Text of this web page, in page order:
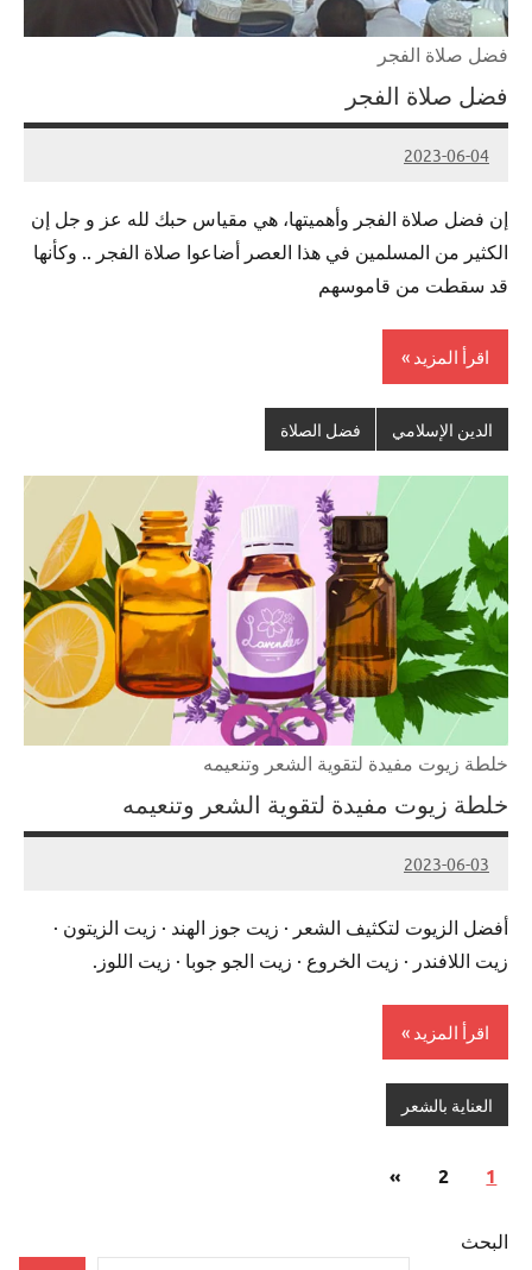
فضل صلاة الفجر
فضل صلاة الفجر
2023-06-04
Admin
إن فضل صلاة الفجر وأهميتها، هي مقياس حبك لله عز و جل إن
الكثير من المسلمين في هذا العصر أضاعوا صلاة الفجر .. وكأنها
قد سقطت من قاموسهم
اقرأ المزيد
الدين الإسلامي فضل الصلاة
خلطة زيوت مفيدة لتقوية الشعر وتنعيمه
خلطة زيوت مفيدة لتقوية الشعر وتنعيمه
2023-06-03
Admin
أفضل الزيوت لتكثيف الشعر · زيت جوز الهند · زيت الزيتون ·
زيت اللافندر · زيت الخروع · زيت الجو جوبا · زيت اللوز.
اقرأ المزيد
العناية بالشعر
تعدد
المقالات
1
2
المقالات
»
البحث